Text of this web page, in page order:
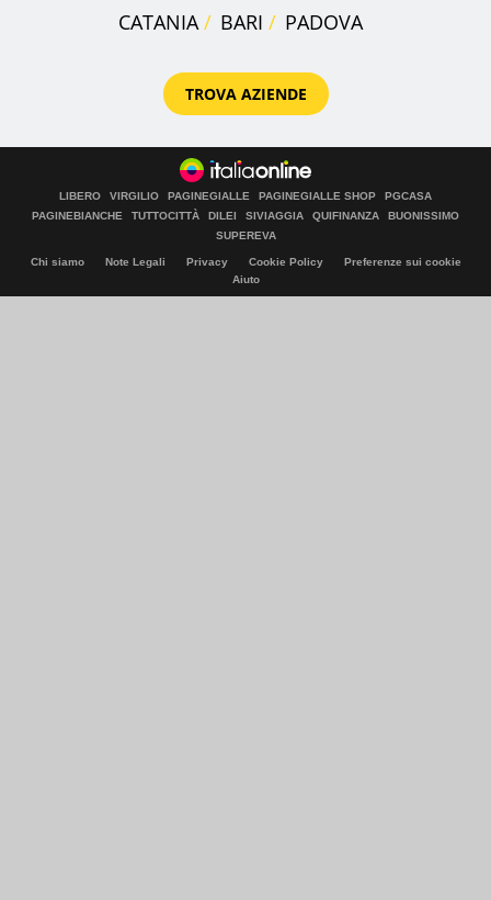
CATANIA
BARI PADOVA
TROVA AZIENDE
LIBERO VIRGILIO PAGINEGIALLE PAGINEGIALLE SHOP
PGCASA
PAGINEBIANCHE
TUTTOCITTÀ DILEI SIVIAGGIA QUIFINANZA
BUONISSIMO
SUPEREVA
Chi siamo Note Legali Privacy Cookie Policy
Preferenze sui cookie
Aiuto